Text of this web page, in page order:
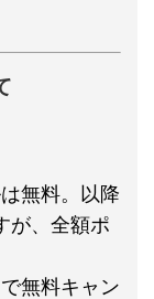
無料。以降
が、全額ポ
無料キャン